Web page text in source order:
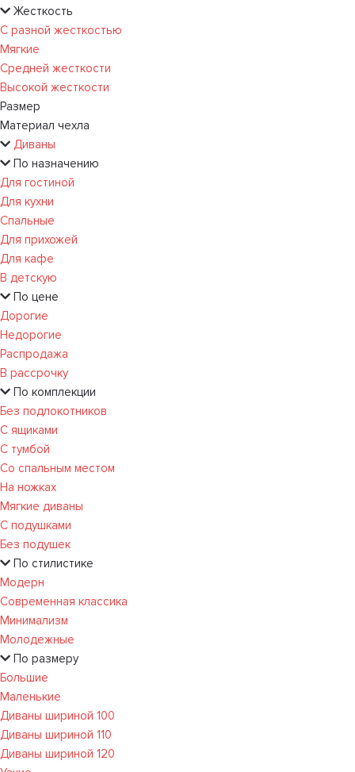
Жесткость
С разной жесткостью
Мягкие
Средней жесткости
Высокой жесткости
Размер
Материал чехла
Диваны
По назначению
Для гостиной
Для кухни
Спальные
Для прихожей
Для кафе
В детскую
По цене
Дорогие
Недорогие
Распродажа
В рассрочку
По комплекции
Без подлокотников
С ящиками
С тумбой
Со спальным местом
На ножках
Мягкие диваны
С подушками
Без подушек
По стилистике
Модерн
Современная классика
Минимализм
Молодежные
По размеру
Большие
Маленькие
Диваны шириной 100
Диваны шириной 110
Диваны шириной 120